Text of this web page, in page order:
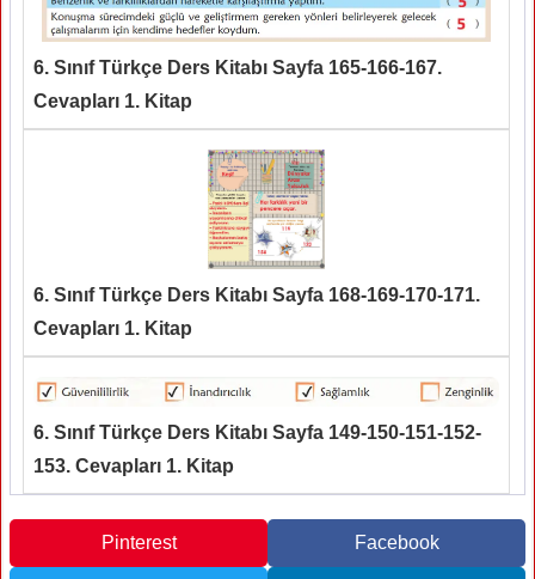
6. Sınıf Türkçe Ders Kitabı Sayfa 165-166-167.
Cevapları 1. Kitap
6. Sınıf Türkçe Ders Kitabı Sayfa 168-169-170-171.
Cevapları 1. Kitap
6. Sınıf Türkçe Ders Kitabı Sayfa 149-150-151-152-
153. Cevapları 1. Kitap
Pinterest Facebook